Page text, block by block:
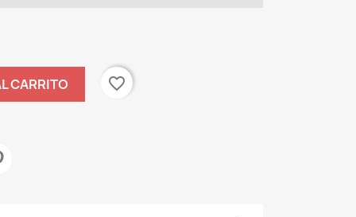
CARRITO favorite_border